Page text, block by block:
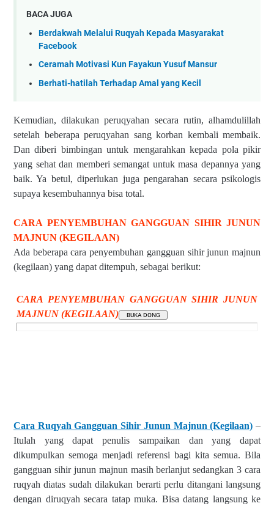
BACA JUGA
Berdakwah Melalui Ruqyah Kepada Masyarakat
Facebook
Ceramah Motivasi Kun Fayakun Yusuf Mansur
Berhati-hatilah Terhadap Amal yang Kecil
Kemudian, dilakukan peruqyahan secara rutin, alhamdulillah
setelah beberapa peruqyahan sang korban kembali membaik.
Dan diberi bimbingan untuk mengarahkan kepada pola pikir
yang sehat dan memberi semangat untuk masa depannya yang
baik. Ya betul, diperlukan juga pengarahan secara psikologis
supaya kesembuhannya bisa total.
CARA PENYEMBUHAN GANGGUAN SIHIR JUNUN
MAJNUN (KEGILAAN)
Ada beberapa cara penyembuhan gangguan sihir junun majnun
(kegilaan) yang dapat ditempuh, sebagai berikut:
CARA PENYEMBUHAN GANGGUAN SIHIR JUNUN
MAJNUN (KEGILAAN)
Cara Ruqyah Gangguan Sihir Junun Majnun (Kegilaan) –
Itulah yang dapat penulis sampaikan dan yang dapat
dikumpulkan semoga menjadi referensi bagi kita semua. Bila
gangguan sihir junun majnun masih berlanjut sedangkan 3 cara
ruqyah diatas sudah dilakukan berarti perlu ditangani langsung
dengan diruqyah secara tatap muka. Bisa datang langsung ke